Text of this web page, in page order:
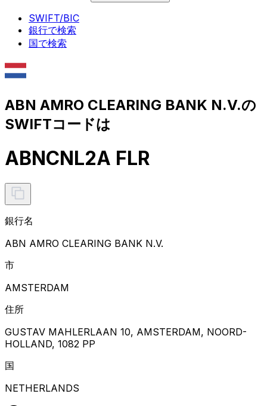
SWIFT/BIC
銀行で検索
国で検索
ABN AMRO CLEARING BANK N.V.の
SWIFTコードは
ABNCNL2A FLR
銀行名
ABN AMRO CLEARING BANK N.V.
市
AMSTERDAM
住所
GUSTAV MAHLERLAAN 10, AMSTERDAM, NOORD-
HOLLAND, 1082 PP
国
NETHERLANDS